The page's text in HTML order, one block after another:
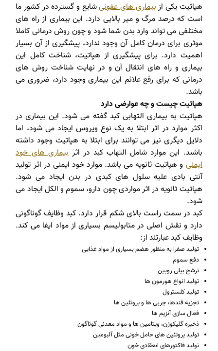
هپاتیت یکی ازبیماری های عفونیشایع و گسترده در کشور ما
است که درصد مرگ و میر بالایی دارد. این بیماری از راه های
مختلفی می تواند وارد بدن شما شود و چون روش درمانی کاملا
موثری برای درمان کامل آن وجود ندارد، پیشگیری از آن بسیار
اهمیت دارد. برای پیشگیری از هپاتیت، شناخت کامل این
بیماری و راه های انتقال آن و در نهایت شناخت روش های
درمانی که برای رفع علائم این بیماری وجود دارد، ضروری می
باشد.
هپاتیتچیست و چه عوارضی دارد
هپاتیت به بیماری التهابی کبد گفته می شود. این بیماری در
اکثر موارد در اثر ابتلا به یک نوع ویروس ایجاد می شود، اما
دلایل دیگری نیز می توانند برای ابتلا به هپاتیت وجود داشته
باشند. این موارد شامل التهاب کبد در اثربیماری های خود
ایمنی و هپاتیت ثانویه می باشد. موارد خود ایمنی در اثر تولید
آنتی بادی علیه سلول های کبدی در بدن ایجاد می شود.
هپاتیت ثانویه در اثر مواردی چون دارو، سموم و الکل ایجاد می
شود.
کبد در سمت راست بالای شکم قرار دارد. کبد وظایف گوناگونی
دارد و نقش اصلی در متابولیسم بسیاری از مواد ایفا می کند.
وظایف کبد عبارتند از:
تولید صفرا به منظور هضم بسیاری از مواد غذایی
دفع سموم
ترشح بیلی روبین
تولید انواع هورمون ها
تولید کلسترول
تجزیه قندها، چربی ها و پروتئین ها
فعال سازی آنزیم ها
ذخیره گلیکوژن، ویتامین ها و مواد معدنی گوناگون
تولید پروتئین های حامل خونی مثل آلبومین
تولید فاکتورهای انعقادی خون